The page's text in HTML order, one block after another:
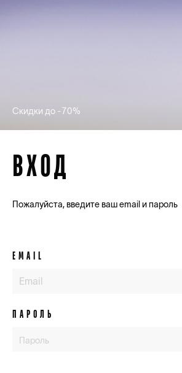
Скидки до -70%
ВХОД
Пожалуйста, введите ваш email и пароль
EMAIL
ПАРОЛЬ